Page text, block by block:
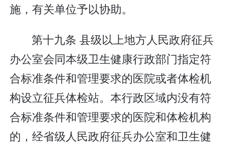
施，有关单位予以协助。
第十九条 县级以上地方人民政府征兵
办公室会同本级卫生健康行政部门指定符
合标准条件和管理要求的医院或者体检机
构设立征兵体检站。本行政区域内没有符
合标准条件和管理要求的医院和体检机构
的，经省级人民政府征兵办公室和卫生健